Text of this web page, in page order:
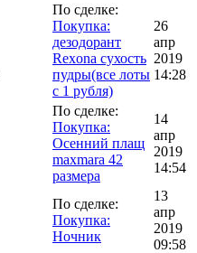
По сделке:
Покупка:
дезодорант
Rexona сухость
пудры(все лоты
с 1 рубля)
26
апр
2019
14:28
По сделке:
Покупка:
Осенний плащ
maxmara 42
размера
14
апр
2019
14:54
По сделке:
Покупка:
Ночник
13
апр
2019
09:58